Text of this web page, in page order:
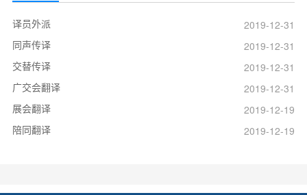
译员外派
2019-12-31
同声传译
2019-12-31
交替传译
2019-12-31
广交会翻译
2019-12-31
展会翻译
2019-12-19
陪同翻译
2019-12-19